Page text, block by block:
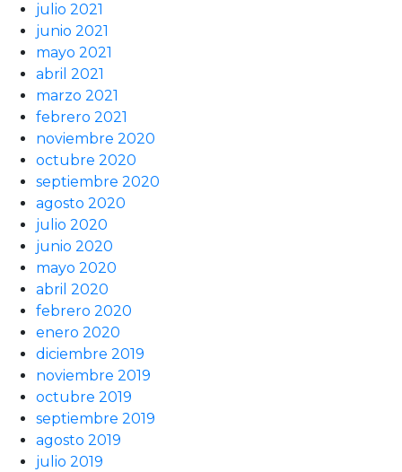
julio 2021
junio 2021
mayo 2021
abril 2021
marzo 2021
febrero 2021
noviembre 2020
octubre 2020
septiembre 2020
agosto 2020
julio 2020
junio 2020
mayo 2020
abril 2020
febrero 2020
enero 2020
diciembre 2019
noviembre 2019
octubre 2019
septiembre 2019
agosto 2019
julio 2019